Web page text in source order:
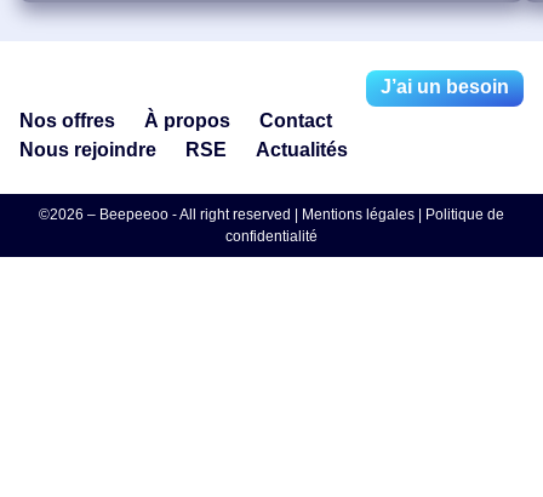
Nos offres À propos
Contact
Nous rejoindre
RSE Actualités
J’ai un besoin
©2026 – Beepeeoo - All right reserved | Mentions légales
Politique de
confidentialité